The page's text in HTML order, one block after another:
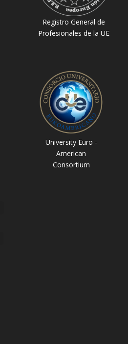
Registro General de
Profesionales de la UE
University Euro -
American
Consortium